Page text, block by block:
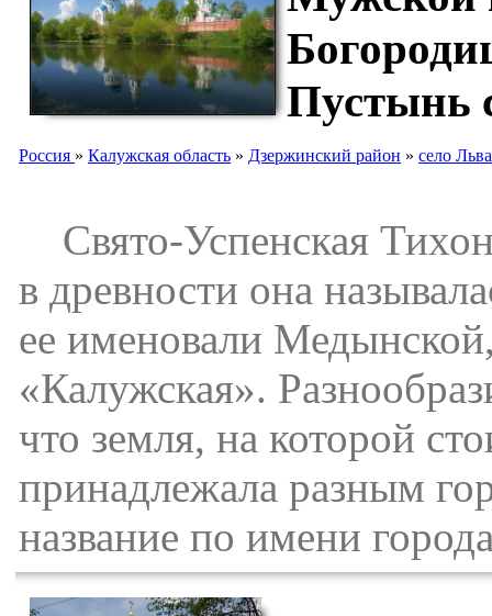
Пустынь
Россия » Калужская область » Дзержинский район » село
Свято-Успенская
в древности она
ее именовали
«Калужская».
что земля, на которой
принадлежала разным
название по имени